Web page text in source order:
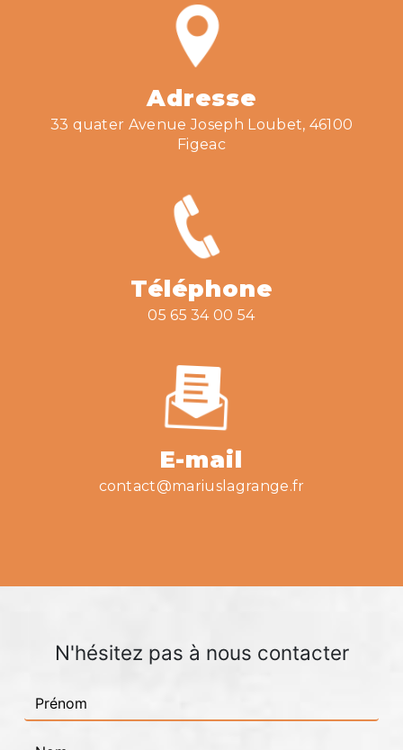
Adresse
33 quater Avenue Joseph Loubet, 46100
Figeac
Téléphone
05 65 34 00 54
E-mail
contact@mariuslagrange.fr
N'hésitez pas à nous contacter